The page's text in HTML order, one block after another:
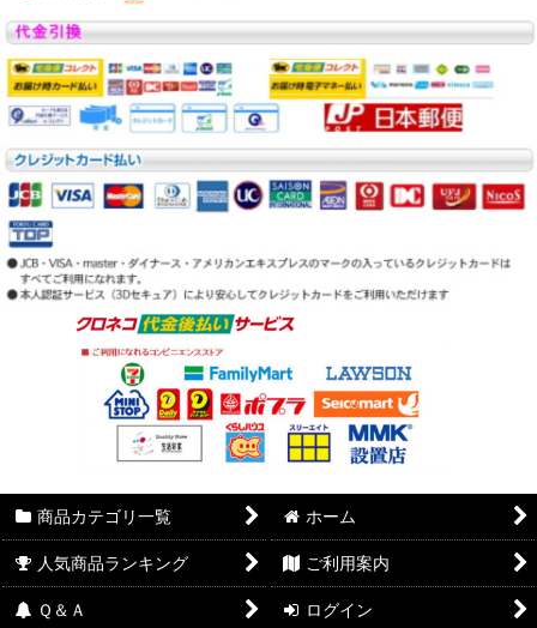
商品カテゴリ一覧 ホーム
人気商品ランキング ご利用案内
Ｑ＆Ａ ログイン